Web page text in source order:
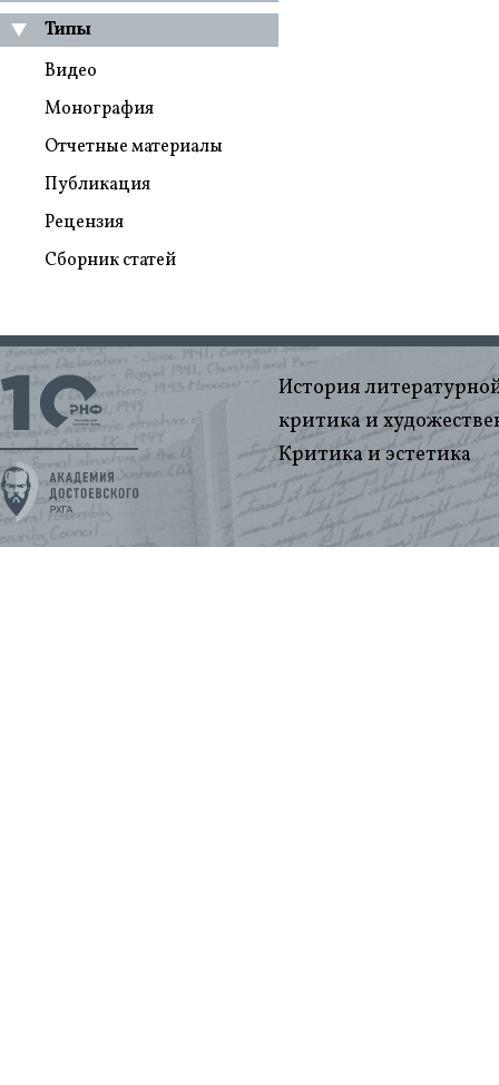
Типы
Видео
Монография
Отчетные материалы
Публикация
Рецензия
Сборник статей
История
критика и
Критика и эстетика